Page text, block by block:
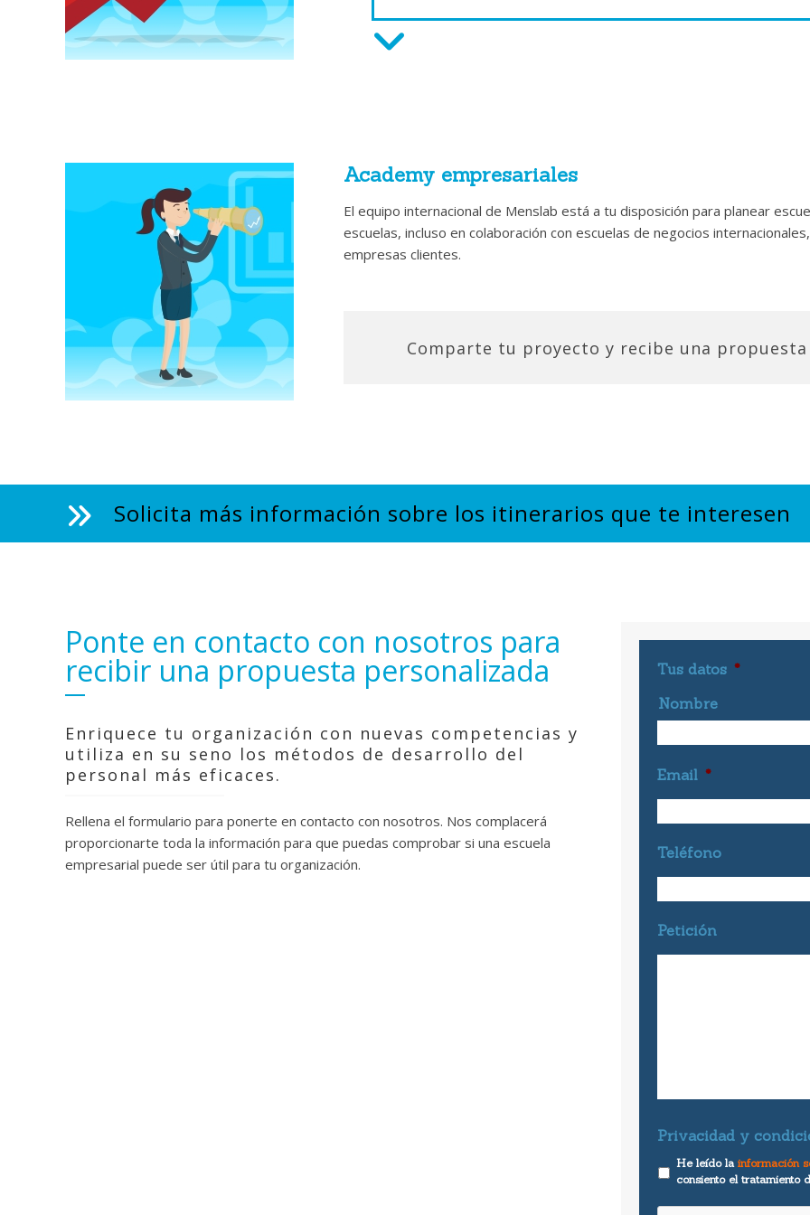
Las empresas y las organizaciones son un sistema que influye y
sistémico, el cliente del itinerario de coaching será consciente de
sean muy productivos o, por el contrario, que se bloqueen.
equipos a encontrar sus estrategias de comunicación, análisis,
Programas ad hoc
Teniendo en cuenta los resultados que la empresa se plantea
el fenómeno del envejecimiento debido al aumento de la permanencia en
Un proceso de mentoring, para ser eficaz, requiere que el experto posea
gestionar la relación con el recurso al que está ayudando, con enfoques
Las escuelas empresariales para mentor de
Comprueba las ventajas de formar mentor
para tu organización
Academy empresariales
El equipo internacional de Menslab está a tu disposición para planear
escuelas, incluso en colaboración con escuelas de negocios
empresas clientes.
Comparte tu proyecto y recibe una
Solicita más información sobre los itinerarios que te interesen
Ponte en contacto con nosotros para
recibir una propuesta personalizada
Enriquece tu organización con nuevas competencias y
utiliza en su seno los métodos de desarrollo del
personal más eficaces.
Rellena el formulario para ponerte en contacto con nosotros. Nos complacerá
proporcionarte toda la información para que puedas comprobar si una escuela
empresarial puede ser útil para tu organización.
Tus datos *
Nombre
Email *
Teléfono
Petición
Privacidad y
He leído la información
consiento el tratamiento